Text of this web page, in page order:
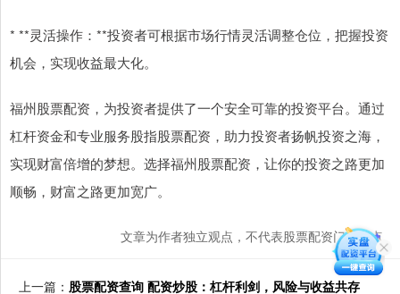
* **灵活操作：**投资者可根据市场行情灵活调整仓位，把握投资
机会，实现收益最大化。
福州股票配资，为投资者提供了一个安全可靠的投资平台。通过
杠杆资金和专业服务股指股票配资，助力投资者扬帆投资之海，
实现财富倍增的梦想。选择福州股票配资，让你的投资之路更加
顺畅，财富之路更加宽广。
文章为作者独立观点，不代表股票配资门户观点
上一篇： 股票配资查询 配资炒股：杠杆利剑，风险与收益共存